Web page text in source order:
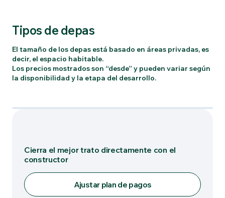
Tipos de depas
El tamaño de los depas está basado en áreas privadas, es
decir, el espacio habitable.
Los precios mostrados son “desde” y pueden variar según
la disponibilidad y la etapa del desarrollo.
Cierra el mejor trato directamente con el
constructor
Ajustar plan de pagos